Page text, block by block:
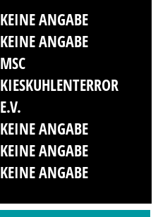
KEINE ANGABE
KEINE ANGABE
MSC
KIESKUHLENTERROR
E.V.
KEINE ANGABE
KEINE ANGABE
KEINE ANGABE